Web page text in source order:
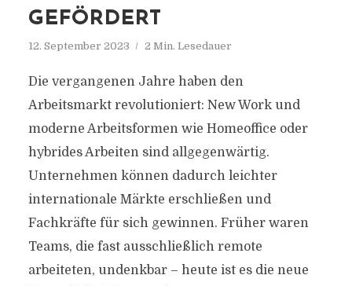
GEFÖRDERT
12. September 2023 2 Min. Lesedauer
Die vergangenen Jahre haben den
Arbeitsmarkt revolutioniert: New Work und
moderne Arbeitsformen wie Homeoffice oder
hybrides Arbeiten sind allgegenwärtig.
Unternehmen können dadurch leichter
internationale Märkte erschließen und
Fachkräfte für sich gewinnen. Früher waren
Teams, die fast ausschließlich remote
arbeiteten, undenkbar – heute ist es die neue